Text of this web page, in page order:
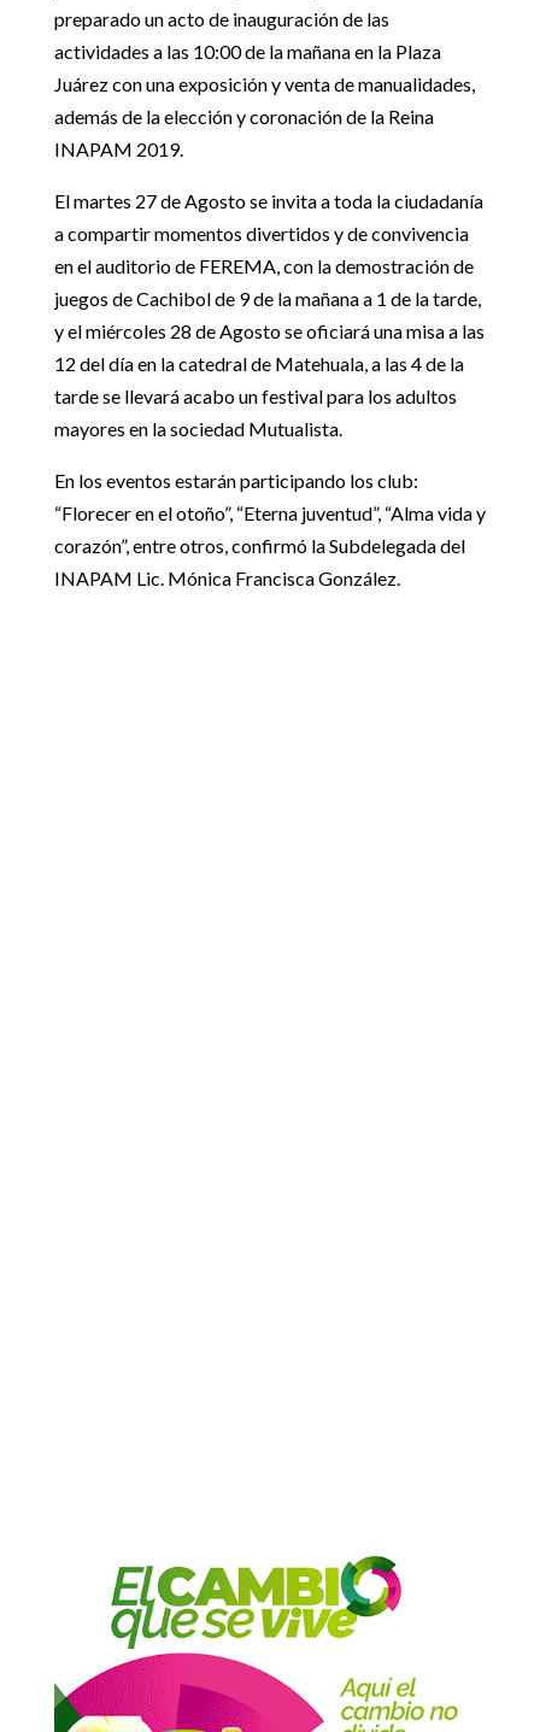
preparado un acto de inauguración de las
actividades a las 10:00 de la mañana en la Plaza
Juárez con una exposición y venta de manualidades,
además de la elección y coronación de la Reina
INAPAM 2019.
El martes 27 de Agosto se invita a toda la ciudadanía
a compartir momentos divertidos y de convivencia
en el auditorio de FEREMA, con la demostración de
juegos de Cachibol de 9 de la mañana a 1 de la tarde,
y el miércoles 28 de Agosto se oficiará una misa a las
12 del día en la catedral de Matehuala, a las 4 de la
tarde se llevará acabo un festival para los adultos
mayores en la sociedad Mutualista.
En los eventos estarán participando los club:
“Florecer en el otoño”, “Eterna juventud”, “Alma vida y
corazón”, entre otros, confirmó la Subdelegada del
INAPAM Lic. Mónica Francisca González.